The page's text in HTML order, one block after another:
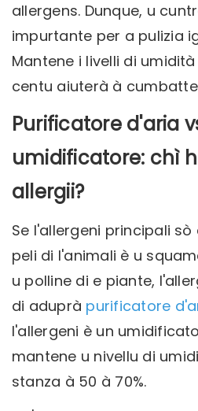
allergens. Dunque, u
impurtante per a pulizia
Mantene i livelli di
centu aiuterà à
Purificatore d'aria
umidificatore: chì
allergii?
Se l'allergeni principali
peli di l'animali è u
u polline di e piante,
di aduprà purificatore
l'allergeni è un
mantene u nivellu di
stanza à 50 à 70%.